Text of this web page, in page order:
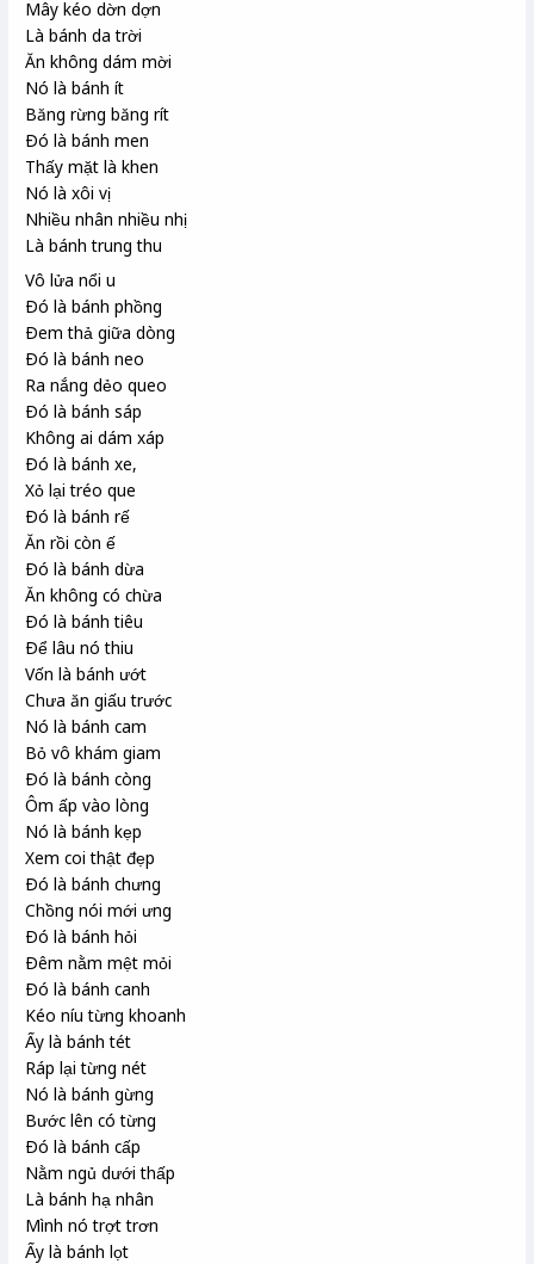
Mây kéo dờn dợn
Là bánh da trời
Ăn không dám mời
Nó là bánh ít
Băng rừng băng rít
Ðó là bánh men
Thấy mặt là khen
Nó là xôi vị
Nhiều nhân nhiều nhị
Là bánh trung thu
Vô lửa nổi u
Ðó là bánh phồng
Ðem thả giữa dòng
Ðó là bánh neo
Ra nắng dẻo queo
Ðó là bánh sáp
Không ai dám xáp
Ðó là bánh xe,
Xỏ lại tréo que
Ðó là bánh rế
Ăn rồi còn ế
Ðó là bánh dừa
Ăn không có chừa
Ðó là bánh tiêu
Ðể lâu nó thiu
Vốn là bánh ướt
Chưa ăn giấu trước
Nó là bánh cam
Bỏ vô khám giam
Ðó là bánh còng
Ôm ấp vào lòng
Nó là bánh kẹp
Xem coi thật đẹp
Ðó là bánh chưng
Chồng nói mới ưng
Ðó là bánh hỏi
Ðêm nằm mệt mỏi
Ðó là bánh canh
Kéo níu từng khoanh
Ấy là bánh tét
Ráp lại từng nét
Nó là bánh gừng
Bước lên có từng
Ðó là bánh cấp
Nằm ngủ dưới thấp
Là bánh hạ nhân
Mình nó trợt trơn
Ấy là bánh lọt